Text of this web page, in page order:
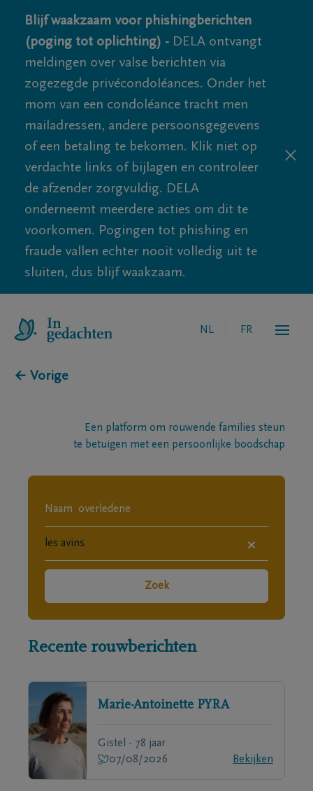
Blijf waakzaam voor phishingberichten
(poging tot oplichting) - DELA ontvangt
meldingen over valse berichten via
zogezegde privécondoléances. Onder het
mom van een condoléance tracht men
mailadressen, andere persoonsgegevens
of een betaling te bekomen. Klik niet op
verdachte links of bijlagen en controleer
de afzender zorgvuldig. DELA
onderneemt meerdere acties om dit te
voorkomen. Pogingen tot phishing en
fraude vallen echter nooit volledig uit te
sluiten, dus blijf waakzaam.
NL FR
← Vorige
Een platform om rouwende families steun
te betuigen met een persoonlijke boodschap
×
Zoek
Recente rouwberichten
Marie-Antoinette PYRA
Gistel - 78 jaar
07/08/2026
Bekijken